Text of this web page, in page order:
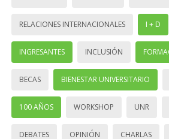
RELACIONES INTERNACIONALES I + D
INGRESANTES INCLUSIÓN
BECAS BIENESTAR UNIVERSITARIO
100 AÑOS WORKSHOP UNR
DEBATES OPINIÓN CHARLAS